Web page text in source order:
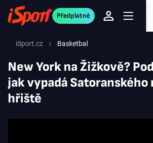
Předplatné
iSport.cz Basketbal
New York na Žižkově?
jak vypadá Satoranského
hřiště